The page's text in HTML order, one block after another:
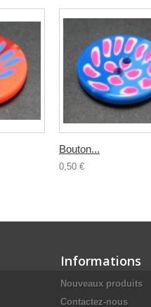
Bouton...
0,50 €
Informations
Nouveaux produits
Contactez-nous